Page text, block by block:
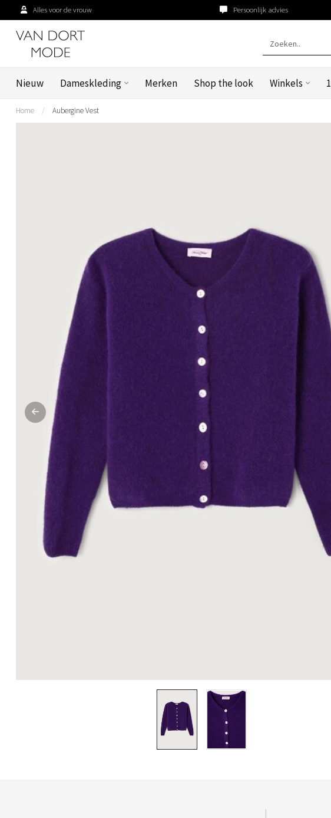
Alles voor de vrouw Persoonlijk advies
Nieuw Dameskleding Merken Shop the look Winkels
Home / Aubergine Vest